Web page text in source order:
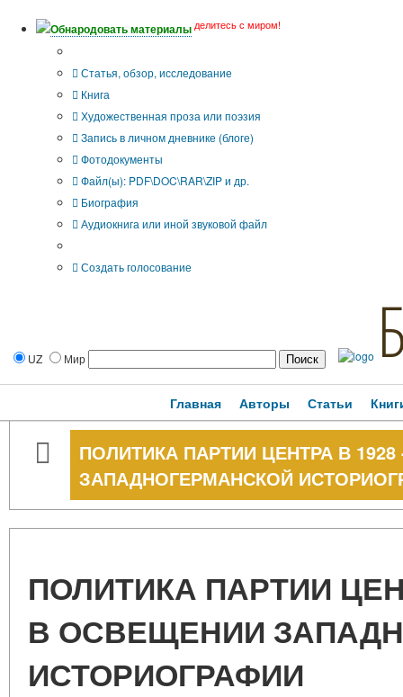
Обнародовать материалы делитесь с миром!
Статья, обзор, исследование
Книга
Художественная проза или поэзия
Запись в личном дневнике (блоге)
Фотодокументы
Файл(ы): PDF\DOC\RAR\ZIP и др.
Биография
Аудиокнига или иной звуковой файл
Создать голосование
UZ Мир
Главная Авторы Статьи
ПОЛИТИКА ПАРТИИ ЦЕНТРА В 1928
ЗАПАДНОГЕРМАНСКОЙ
ПОЛИТИКА ПАРТИИ
В ОСВЕЩЕНИИ
ИСТОРИОГРАФИИ